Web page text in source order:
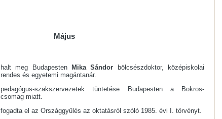
Május
halt meg Budapesten Mika Sándor
bölcsészdoktor, középiskolai
rendes és egyetemi magántanár.
pedagógus-szakszervezetek tüntetése Budapesten a Bokros-
csomag miatt.
fogadta el az Országgyűlés az oktatásról szóló 1985. évi I. törvényt.